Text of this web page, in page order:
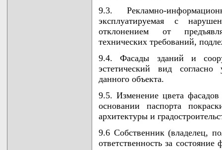
9.3. Рекламно-
эксплуатируемая с
отклонением от
технических требований,
9.4. Фасады зданий и
эстетический вид согласно
данного объекта.
9.5. Изменение цвета
основании паспорта
архитектуры и
9.6 Собственник (владелец,
ответственность за